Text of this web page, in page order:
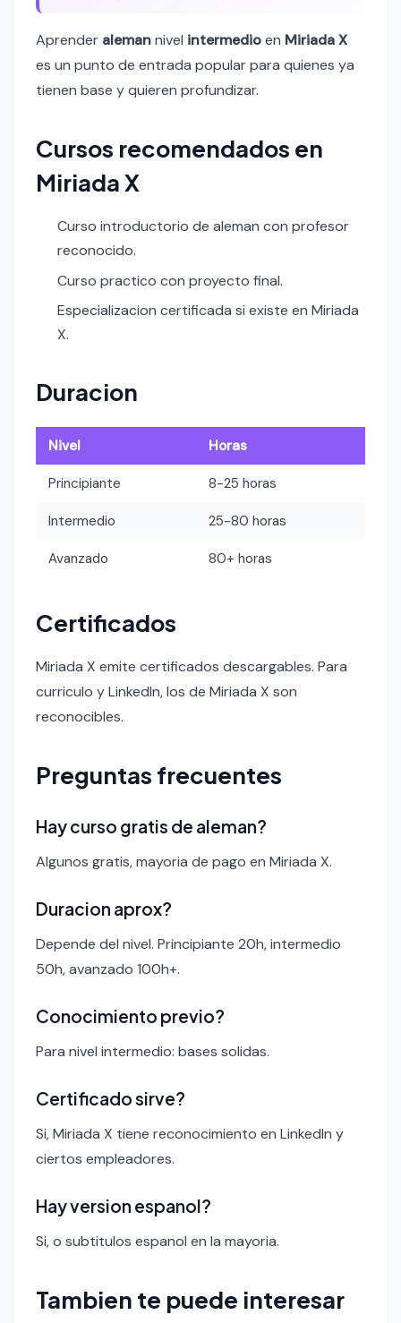
Aprender alemannivel intermedioen Miriada X
es un punto de entrada popular para quienes ya
tienen base y quieren profundizar.
Cursos recomendados en
Miriada X
Curso introductorio de aleman con profesor
reconocido.
Curso practico con proyecto final.
Especializacion certificada si existe en Miriada
X.
Duracion
Nivel Horas
Principiante 8-25 horas
Intermedio 25-80 horas
Avanzado 80+ horas
Certificados
Miriada X emite certificados descargables. Para
curriculo y LinkedIn, los de Miriada X son
reconocibles.
Preguntas frecuentes
Hay curso gratis de aleman?
Algunos gratis, mayoria de pago en Miriada X.
Duracion aprox?
Depende del nivel. Principiante 20h, intermedio
50h, avanzado 100h+.
Conocimiento previo?
Para nivel intermedio: bases solidas.
Certificado sirve?
Si, Miriada X tiene reconocimiento en LinkedIn y
ciertos empleadores.
Hay version espanol?
Si, o subtitulos espanol en la mayoria.
Tambien te puede interesar